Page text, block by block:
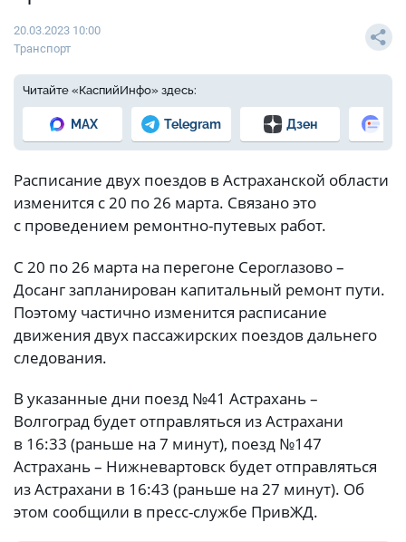
20.03.2023 10:00
Транспорт
Читайте «КаспийИнфо» здесь:
MAX Telegram Дзен
Расписание двух поездов в Астраханской области
изменится с 20 по 26 марта. Связано это
с проведением ремонтно-путевых работ.
С 20 по 26 марта на перегоне Сероглазово –
Досанг запланирован капитальный ремонт пути.
Поэтому частично изменится расписание
движения двух пассажирских поездов дальнего
следования.
В указанные дни поезд №41 Астрахань –
Волгоград будет отправляться из Астрахани
в 16:33 (раньше на 7 минут), поезд №147
Астрахань – Нижневартовск будет отправляться
из Астрахани в 16:43 (раньше на 27 минут). Об
этом сообщили в пресс-службе ПривЖД.